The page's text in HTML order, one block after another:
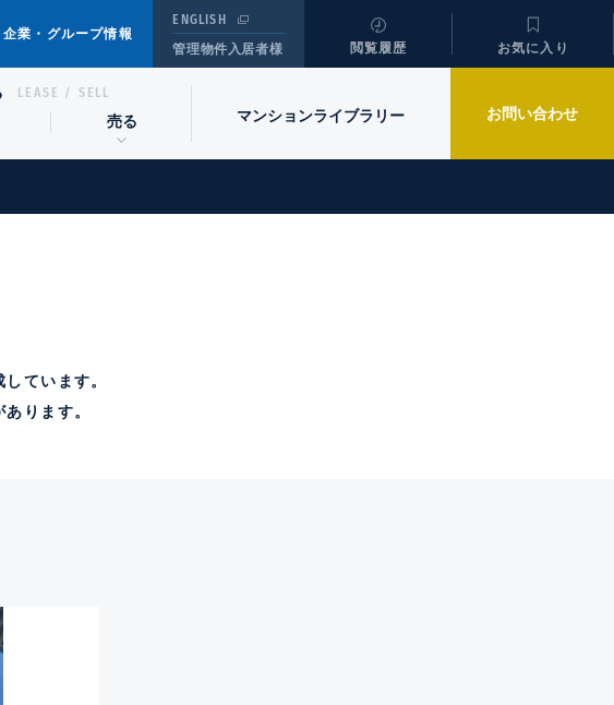
企業・グループ情報
ENGLISH
管理物件入居者様
閲覧履歴 お気に入り
LEASE / SELL
売る マンションライブラリー お問い合わせ
ています。
ります。